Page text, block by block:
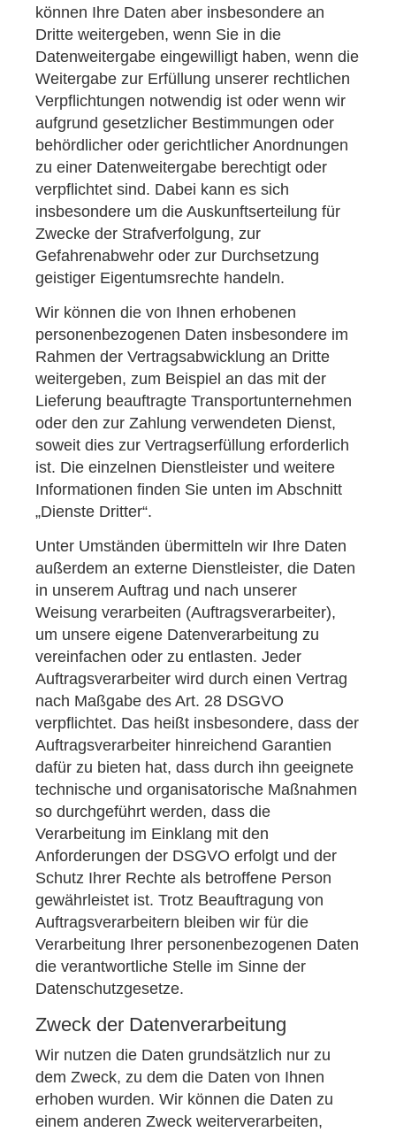
können Ihre Daten aber insbesondere an
Dritte weitergeben, wenn Sie in die
Datenweitergabe eingewilligt haben, wenn die
Weitergabe zur Erfüllung unserer rechtlichen
Verpflichtungen notwendig ist oder wenn wir
aufgrund gesetzlicher Bestimmungen oder
behördlicher oder gerichtlicher Anordnungen
zu einer Datenweitergabe berechtigt oder
verpflichtet sind. Dabei kann es sich
insbesondere um die Auskunftserteilung für
Zwecke der Strafverfolgung, zur
Gefahrenabwehr oder zur Durchsetzung
geistiger Eigentumsrechte handeln.
Wir können die von Ihnen erhobenen
personenbezogenen Daten insbesondere im
Rahmen der Vertragsabwicklung an Dritte
weitergeben, zum Beispiel an das mit der
Lieferung beauftragte Transportunternehmen
oder den zur Zahlung verwendeten Dienst,
soweit dies zur Vertragserfüllung erforderlich
ist. Die einzelnen Dienstleister und weitere
Informationen finden Sie unten im Abschnitt
„Dienste Dritter“.
Unter Umständen übermitteln wir Ihre Daten
außerdem an externe Dienstleister, die Daten
in unserem Auftrag und nach unserer
Weisung verarbeiten (Auftragsverarbeiter),
um unsere eigene Datenverarbeitung zu
vereinfachen oder zu entlasten. Jeder
Auftragsverarbeiter wird durch einen Vertrag
nach Maßgabe des Art. 28 DSGVO
verpflichtet. Das heißt insbesondere, dass der
Auftragsverarbeiter hinreichend Garantien
dafür zu bieten hat, dass durch ihn geeignete
technische und organisatorische Maßnahmen
so durchgeführt werden, dass die
Verarbeitung im Einklang mit den
Anforderungen der DSGVO erfolgt und der
Schutz Ihrer Rechte als betroffene Person
gewährleistet ist. Trotz Beauftragung von
Auftragsverarbeitern bleiben wir für die
Verarbeitung Ihrer personenbezogenen Daten
die verantwortliche Stelle im Sinne der
Datenschutzgesetze.
Zweck der Datenverarbeitung
Wir nutzen die Daten grundsätzlich nur zu
dem Zweck, zu dem die Daten von Ihnen
erhoben wurden. Wir können die Daten zu
einem anderen Zweck weiterverarbeiten,